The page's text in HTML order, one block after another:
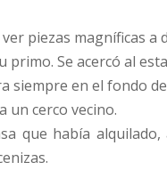
piezas magníficas a
Se acercó al
en el fondo
un cerco vecino.
que había